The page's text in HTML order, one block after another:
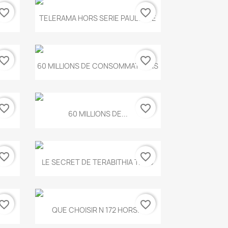
Aperçu rapide
TELERAMA HORS SERIE PAUL KLEE
favorite_border
Aperçu rapide
60 MILLIONS DE CONSOMMATEURS
favorite_border
Aperçu rapide
60 MILLIONS DE... favorite_border
Aperçu rapide
LE SECRET DE TERABITHIA T.560
favorite_border
Aperçu rapide
QUE CHOISIR N 172 HORS...favorite_border